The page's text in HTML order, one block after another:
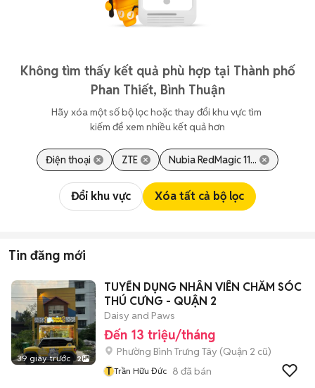
Không tìm thấy kết quả phù hợp tại Thành phố
Phan Thiết, Bình Thuận
Hãy xóa một số bộ lọc hoặc thay đổi khu vực tìm
kiếm để xem nhiều kết quả hơn
Điện thoại ZTE Nubia RedMagic 11...
Đổi khu vực Xóa tất cả bộ lọc
Tin đăng mới
39 giây trước 2
TUYỂN DỤNG NHÂN VIÊN CHĂM SÓC
THÚ CƯNG - QUẬN 2
Daisy and Paws
Đến 13 triệu/tháng
Phường Bình Trưng Tây (Quận 2 cũ)
T Trần Hữu Đức 8 đã bán